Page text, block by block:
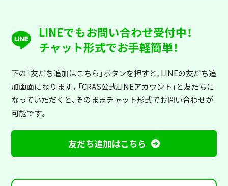
LINEでもお問い合わせ受付中！
チャット形式でお手軽簡単！
下の「友だち追加はこちら」ボタンを押すと、LINEの友だち追
加画面になります。「CRAS公式LINEアカウント」と友だちに
なっていただくと、そのままチャット形式でお問い合わせが
可能です。
友だち追加はこちら